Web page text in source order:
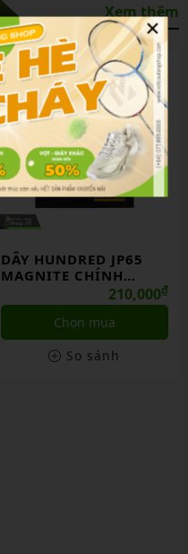
Xem thêm
DÂY HUNDRED JP65
MAGNITE CHÍNH
210,000₫
Chọn mua
So sánh
×